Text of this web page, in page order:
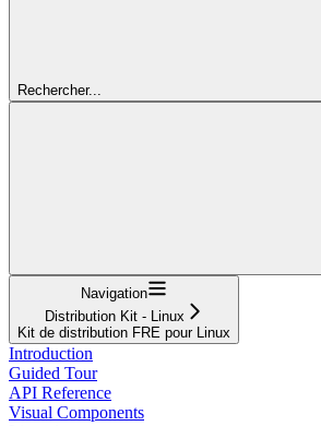
Rechercher...
Navigation
Distribution Kit - Linux
Kit de distribution FRE pour Linux
Introduction
Guided Tour
API Reference
Visual Components